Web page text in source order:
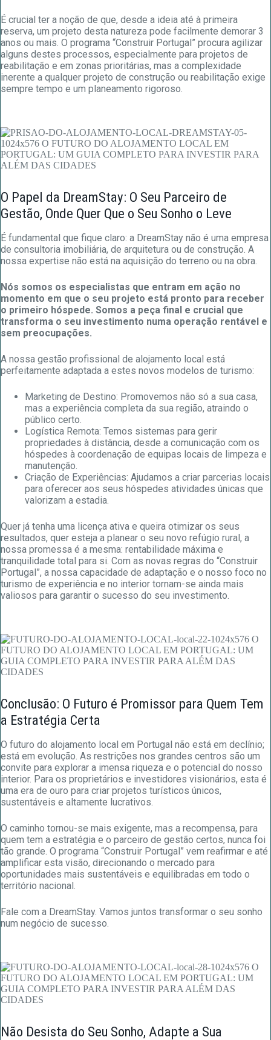
É crucial ter a noção de que, desde a ideia até à primeira
reserva, um projeto desta natureza pode facilmente demorar 3
anos ou mais. O programa “Construir Portugal” procura agilizar
alguns destes processos, especialmente para projetos de
reabilitação e em zonas prioritárias, mas a complexidade
inerente a qualquer projeto de construção ou reabilitação exige
sempre tempo e um planeamento rigoroso.
O Papel da DreamStay: O Seu Parceiro de
Gestão, Onde Quer Que o Seu Sonho o Leve
É fundamental que fique claro: a DreamStay não é uma empresa
de consultoria imobiliária, de arquitetura ou de construção. A
nossa expertise não está na aquisição do terreno ou na obra.
Nós somos os especialistas que entram em ação no
momento em que o seu projeto está pronto para receber
o primeiro hóspede. Somos a peça final e crucial que
transforma o seu investimento numa operação rentável e
sem preocupações.
A nossa gestão profissional de alojamento local está
perfeitamente adaptada a estes novos modelos de turismo:
Marketing de Destino: Promovemos não só a sua casa,
mas a experiência completa da sua região, atraindo o
público certo.
Logística Remota: Temos sistemas para gerir
propriedades à distância, desde a comunicação com os
hóspedes à coordenação de equipas locais de limpeza e
manutenção.
Criação de Experiências: Ajudamos a criar parcerias locais
para oferecer aos seus hóspedes atividades únicas que
valorizam a estadia.
Quer já tenha uma licença ativa e queira otimizar os seus
resultados, quer esteja a planear o seu novo refúgio rural, a
nossa promessa é a mesma: rentabilidade máxima e
tranquilidade total para si. Com as novas regras do “Construir
Portugal”, a nossa capacidade de adaptação e o nosso foco no
turismo de experiência e no interior tornam-se ainda mais
valiosos para garantir o sucesso do seu investimento.
Conclusão: O Futuro é Promissor para Quem Tem
a Estratégia Certa
O futuro do alojamento local em Portugal não está em declínio;
está em evolução. As restrições nos grandes centros são um
convite para explorar a imensa riqueza e o potencial do nosso
interior. Para os proprietários e investidores visionários, esta é
uma era de ouro para criar projetos turísticos únicos,
sustentáveis e altamente lucrativos.
O caminho tornou-se mais exigente, mas a recompensa, para
quem tem a estratégia e o parceiro de gestão certos, nunca foi
tão grande. O programa “Construir Portugal” vem reafirmar e até
amplificar esta visão, direcionando o mercado para
oportunidades mais sustentáveis e equilibradas em todo o
território nacional.
Fale com a DreamStay. Vamos juntos transformar o seu sonho
num negócio de sucesso.
Não Desista do Seu Sonho, Adapte a Sua